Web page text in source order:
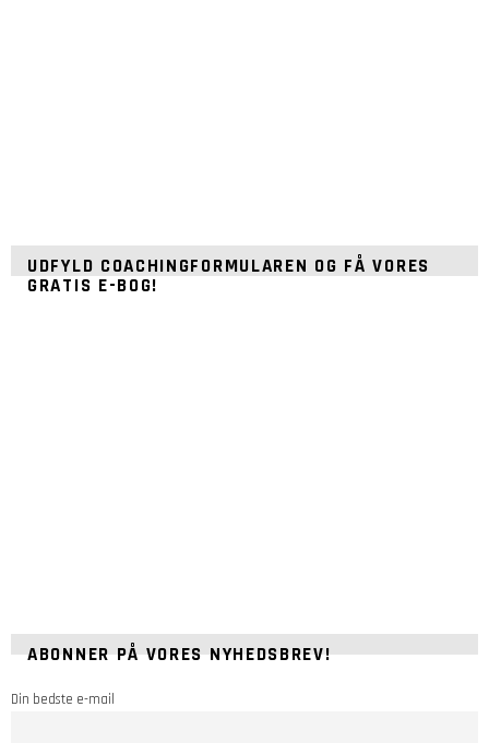
UDFYLD COACHINGFORMULAREN OG FÅ VORES
GRATIS E-BOG!
ABONNER PÅ VORES NYHEDSBREV!
Din bedste e-mail